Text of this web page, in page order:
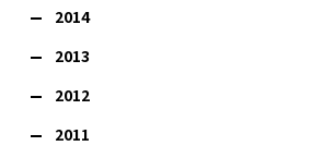
2014
2013
2012
2011